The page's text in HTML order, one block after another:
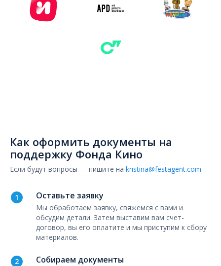
Как оформить документы на
поддержку Фонда Кино
Если будут вопросы — пишите на kristina@festagent.com
Оставьте заявку
Мы обработаем заявку, свяжемся с вами и
обсудим детали. Затем выставим вам счет-
договор, вы его оплатите и мы приступим к сбору
материалов.
Собираем документы